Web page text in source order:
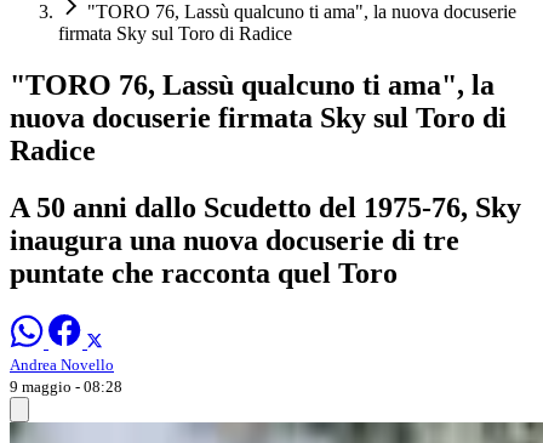
"TORO 76, Lassù qualcuno ti ama", la nuova docuserie
firmata Sky sul Toro di Radice
"TORO 76, Lassù qualcuno ti ama", la
nuova docuserie firmata Sky sul Toro di
Radice
A 50 anni dallo Scudetto del 1975-76, Sky
inaugura una nuova docuserie di tre
puntate che racconta quel Toro
Andrea Novello
9 maggio - 08:28